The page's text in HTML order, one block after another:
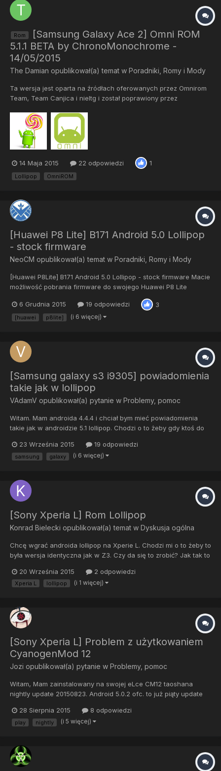
Rom
[Samsung Galaxy Ace 2] Omni ROM
5.1.1 BETA by ChronoMonochrome -
14/05/2015
The Damian opublikował(a) temat w Poradniki, Romy i Mody
Ta wersja jest oparta na źródłach oferowanych przez Omnirom
Team, Team Canjica i nieltg i został poprawiony przez
jednak, prawdopodobnie, można się spodziewać poprawek w
najbliższym czasie. Narazie nie ma wsparcia dla codinap. Znane
bugi...
14 Maja 2015 22 odpowiedzi 1
Lollipop OmniROM
[Huawei P8 Lite] B171 Android 5.0 Lollipop
- stock firmware
NeoCM opublikował(a) temat w Poradniki, Romy i Mody
[Huawei P8Lite] B171 Android 5.0 Lollipop - stock firmware Macie
możliwość pobrania firmware do swojego Huawei P8 Lite
b171-android-5-0-lollipop-firmware/
6 Grudnia 2015 19 odpowiedzi 3
[huawei p8lite] (i 6 więcej)
[Samsung galaxy s3 i9305] powiadomienia
takie jak w lollipop
VAdamV opublikował(a) pytanie w Problemy, pomoc
Witam. Mam androida 4.4.4 i chciał bym mieć powiadomienia
takie jak w androidzie 5.1 lollipop. Chodzi o to żeby gdy ktoś do
blokady będą powiadomienia np gdy coś się pobiera itp.
Znalazłem aplikację Floatify ale ona nie pokazuje wszystkic...
23 Września 2015 19 odpowiedzi
samsung galaxy (i 6 więcej)
[Sony Xperia L] Rom Lollipop
Konrad Bielecki opublikował(a) temat w Dyskusja ogólna
Chcę wgrać androida lollipop na Xperie L. Chodzi mi o to żeby to
była wersja identyczna jak w Z3. Czy da się to zrobić? Jak tak to
20 Września 2015
2 odpowiedzi
Xperia L lollipop (i 1 więcej)
[Sony Xperia L] Problem z użytkowaniem
CyanogenMod 12
Jozi opublikował(a) pytanie w Problemy, pomoc
Witam, Mam zainstalowany na swojej eLce CM12 taoshana
nightly update 20150823. Android 5.0.2 ofc. to już piąty update
(mam nadzieje), ze to ja jestem ślepy albo coś źle zrobiłem. 1. nie
mogę ustawić własnego dzwonka. W ustawieniach...
28 Sierpnia 2015 8 odpowiedzi
play nightly (i 5 więcej)